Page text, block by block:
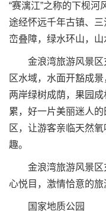
“赛漓江”之称的下枧河
途经怀远千年古镇、
峦叠障，绿水环山，山
金浪湾旅游风景区
区水域，水面开豁成
两岸绿树成荫，果园
累，好一片美丽迷人
区，让游客亲临天然
趣。
金浪湾旅游风景区
心悦目，激情恰意的旅
国家地质公园